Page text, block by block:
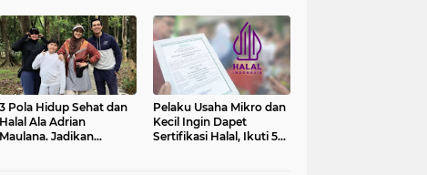
3 Pola Hidup Sehat dan
Halal Ala Adrian
Maulana. Jadikan
Pelaku Usaha Mikro dan
Kecil Ingin Dapet
Sertifikasi Halal, Ikuti 5